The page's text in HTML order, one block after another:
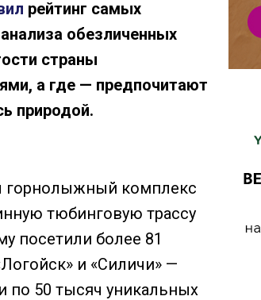
рейтинг самых
обезличенных
страны
а где — предпочитают
природой.
горнолыжный комплекс
тюбинговую трассу
посетили более 81
и «Силичи» —
по 50 тысяч уникальных